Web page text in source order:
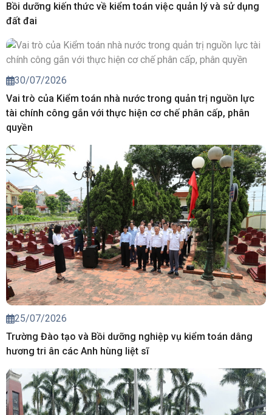
Bồi dưỡng kiến thức về kiểm toán việc quản lý và sử dụng
đất đai
30/07/2026
Vai trò của Kiểm toán nhà nước trong quản trị nguồn lực
tài chính công gắn với thực hiện cơ chế phân cấp, phân
quyền
25/07/2026
Trường Đào tạo và Bồi dưỡng nghiệp vụ kiểm toán dâng
hương tri ân các Anh hùng liệt sĩ